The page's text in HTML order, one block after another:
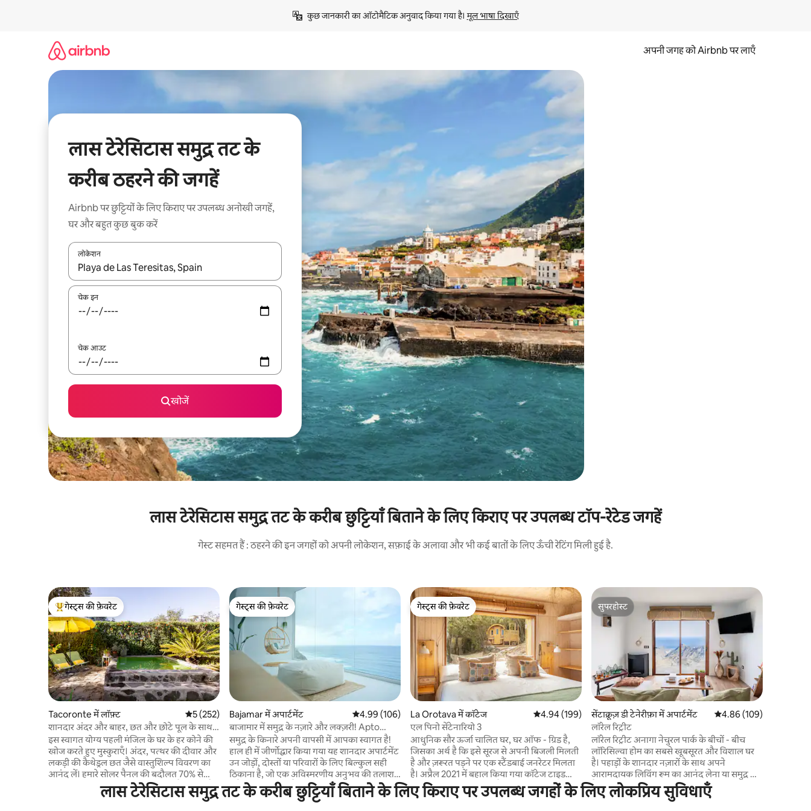
कुछ जानकारी का ऑटोमैटिक अनुवाद किया गया है। मूल भाषा दिखाएँ
अपनी जगह को Airbnb पर लाएँ
लास टेरेसिटास समुद्र तट के
करीब ठहरने की जगहें
Airbnb पर छुट्टियों के लिए किराए पर उपलब्ध अनोखी जगहें,
घर और बहुत कुछ बुक करें
लोकेशन
नतीजों के उपलब्ध होने पर, अप और डाउन 'ऐरो की' का इस्तेमाल करके नेविगेट करें या टच या फिर स्वाइप जेस्चर का इस्तेमाल करके एक्सप्लोर करें।
चेक इन
चेक आउट
खोजें
लास टेरेसिटास समुद्र तट के करीब छुट्टियाँ बिताने के लिए किराए पर उपलब्ध टॉप-रेटेड जगहें
गेस्ट सहमत हैं : ठहरने की इन जगहों को अपनी लोकेशन, सफ़ाई के अलावा और भी कई बातों के लिए ऊँची रेटिंग मिली हुई है.
गेस्ट्स का टॉप फ़ेवरेट
गेस्ट्स की फ़ेवरेट
Tacoronte में लॉफ़्ट औसत रेटिंग 5 में से 5, 252 समीक्षाएँ
5 (252)
शानदार अंदर और बाहर, छत और छोटे पूल के साथ
पेंटहाउस
इस स्वागत योग्य पहली मंजिल के घर के हर कोने की
खोज करते हुए मुस्कुराएँ। अंदर, पत्थर की दीवार और
लकड़ी की कैथेड्रल छत जैसे वास्तुशिल्प विवरण का
आनंद लें। हमारे सोलर पैनल की बदौलत 70% से
ज़्यादा बिजली की खपत खुद - ब - खुद पैदा होती है।
इको - फ़्रेंडली घर :) फिर बाहर के नज़ारे और पीछे के
गेस्ट्स की फ़ेवरेट
गेस्ट्स की फ़ेवरेट
Bajamar में अपार्टमेंट औसत रेटिंग 5 में से 4.99, 106 समीक्षाएँ
4.99 (106)
बाजामार में समुद्र के नज़ारे और लक्ज़री! Apto
Boutique
समुद्र के किनारे अपनी वापसी में आपका स्वागत है!
हाल ही में जीर्णोद्धार किया गया यह शानदार अपार्टमेंट
उन जोड़ों, दोस्तों या परिवारों के लिए बिल्कुल सही
ठिकाना है, जो एक अविस्मरणीय अनुभव की तलाश
में हैं। आपके सामने फैले लुभावने समुद्र के नज़ारे में
डूब जाएँ, किचन से लेकर शॉवर तक, हर कोने को
गेस्ट्स की फ़ेवरेट
गेस्ट्स की फ़ेवरेट
La Orotava में कॉटेज औसत रेटिंग 5 में से 4.94, 199 समीक्षाएँ
4.94 (199)
एल पिनो सेंटेनारियो 3
आधुनिक सौर ऊर्जा चालित घर, घर ऑफ - ग्रिड है,
जिसका अर्थ है कि इसे सूरज से अपनी बिजली मिलती
है और ज़रूरत पड़ने पर एक स्टैंडबाई जनरेटर मिलता
है। अप्रैल 2021 में बहाल किया गया कॉटेज टाइड
नेशनल पार्क से ठीक पहले है। घर में पूरी तरह से खुला
किचन और लिविंग रूम है, जिसमें सभी की ज़रूरत हो
सुपरहोस्ट
सुपरहोस्ट
सेंटाक्रूज़ डी टेनेरीफ़ा में अपार्टमेंट औसत रेटिंग 5 में से 4.86,
4.86 (109)
लॉरेल रिट्रीट
लॉरेल रिट्रीट अनागा नेचुरल पार्क के बीचों - बीच
लॉरिसिल्वा होम का सबसे खूबसूरत और विशाल घर
है। पहाड़ों के शानदार नज़ारों के साथ अपने
आरामदायक लिविंग रूम का आनंद लेना या समुद्र के
पैनोरमा के सामने जागना और स्पष्ट दिनों में Teide
बस अनोखा है। लॉरेल रिट्रीट को विशेष रूप से परिवारों
लास टेरेसिटास समुद्र तट के करीब छुट्टियाँ बिताने के लिए किराए पर उपलब्ध जगहों के लिए लोकप्रिय सुविधाएँ